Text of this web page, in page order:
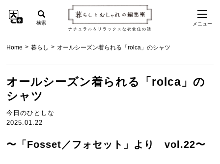
ナチュラル＆リラックスな衣食住の話
検索 メニュー
Home > 暮らし > オールシーズン着られる「rolca」のシャツ
オールシーズン着られる「rolca」の
シャツ
今日のひとしな
2025.01.22
〜「Fosset／フォセット」より vol.22〜